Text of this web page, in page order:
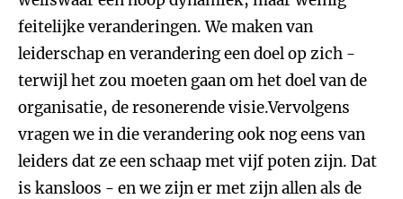
feitelijke veranderingen. We maken van
leiderschap en verandering een doel op zich -
terwijl het zou moeten gaan om het doel van de
organisatie, de resonerende visie.Vervolgens
vragen we in die verandering ook nog eens van
leiders dat ze een schaap met vijf poten zijn. Dat
is kansloos - en we zijn er met zijn allen als de